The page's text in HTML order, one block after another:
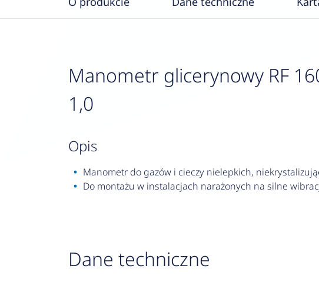
Manometr glicerynowy RF
1,0
opis
Manometr do gazów i cieczy nielepkich,
Do montażu w instalacjach narażonych na silne
Dane techniczne